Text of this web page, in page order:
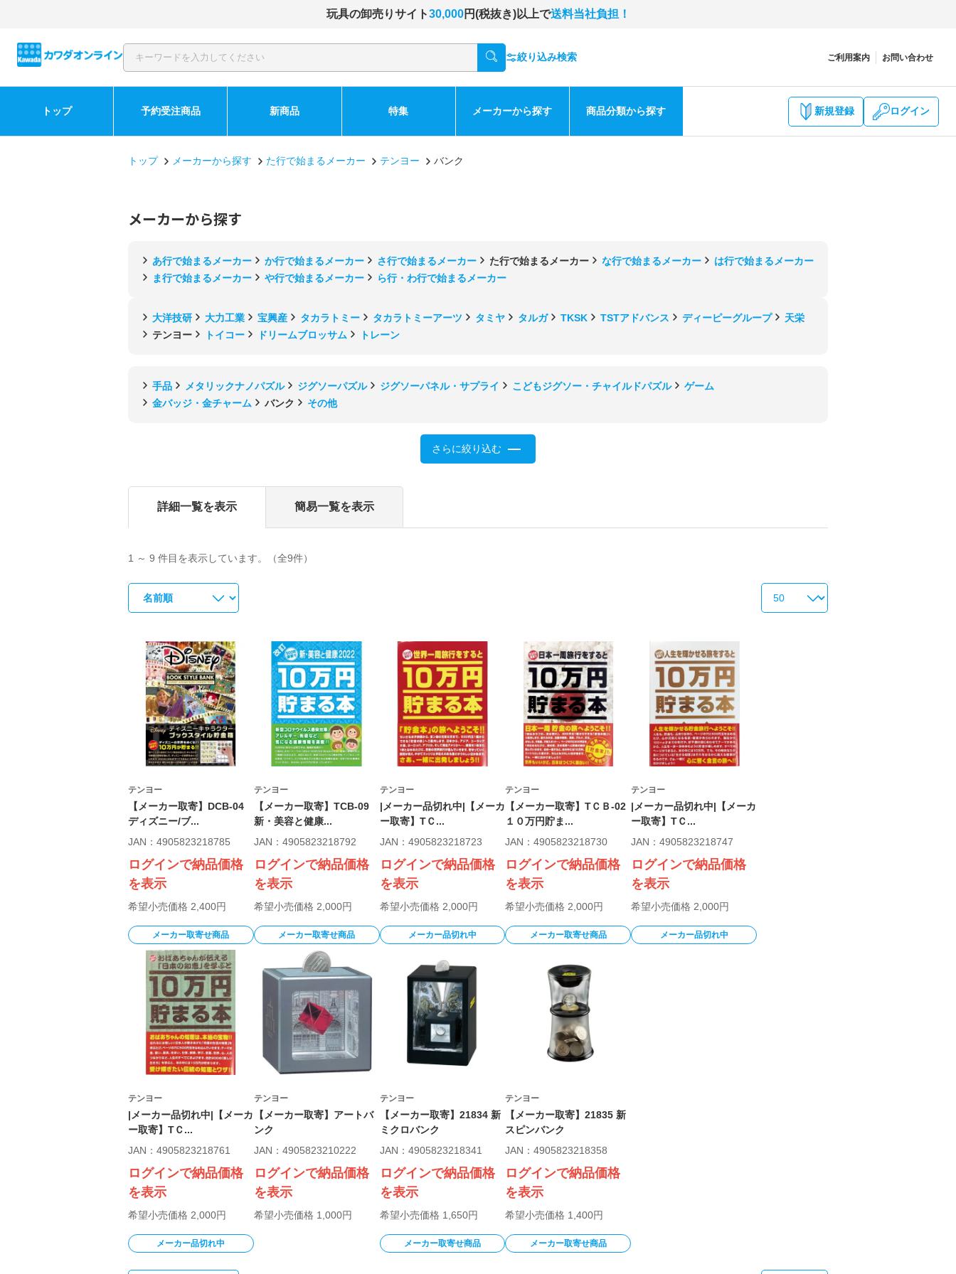
玩具の卸売りサイト30,000円(税抜き)以上で送料当社負担！
絞り込み検索 ご利用案内 お問い合わせ
トップ 予約受注商品 新商品 特集 メーカーから探す 商品分類から探す 新規登録 ログイン
トップ メーカーから探す た行で始まるメーカー テンヨー バンク
メーカーから探す
あ行で始まるメーカー か行で始まるメーカー さ行で始まるメーカー た行で始まるメーカー な行で始まるメーカー
は行で始まるメーカー
ま行で始まるメーカー
や行で始まるメーカー ら行・わ行で始まるメーカー
大洋技研 大力工業 宝興産 タカラトミー タカラトミーアーツ タミヤ タルガ TKSK TSTアドバンス ディーピーグループ
天栄
テンヨー
トイコー ドリームブロッサム トレーン
手品 メタリックナノパズル ジグソーパズル ジグソーパネル・サプライ こどもジグソー・チャイルドパズル
ゲーム
金バッジ・金チャーム
バンク その他
さらに絞り込む
詳細一覧を表示 簡易一覧を表示
1 ～ 9 件目を表示しています。（全9件）
テンヨー
【メーカー取寄】DCB-04
ディズニー/ブ...
JAN：4905823218785
ログインで納品価格
を表示
希望小売価格 2,400円
メーカー取寄せ商品
テンヨー
【メーカー取寄】TCB-09
新・美容と健康...
JAN：4905823218792
ログインで納品価格
を表示
希望小売価格 2,000円
メーカー取寄せ商品
テンヨー
|メーカー品切れ中|【メーカ
ー取寄】TＣ...
JAN：4905823218723
ログインで納品価格
を表示
希望小売価格 2,000円
メーカー品切れ中
テンヨー
【メーカー取寄】TＣＢ-02
１０万円貯ま...
JAN：4905823218730
ログインで納品価格
を表示
希望小売価格 2,000円
メーカー取寄せ商品
テンヨー
|メーカー品切れ中|【メーカ
ー取寄】TＣ...
JAN：4905823218747
ログインで納品価格
を表示
希望小売価格 2,000円
メーカー品切れ中
テンヨー
|メーカー品切れ中|【メーカ
ー取寄】TＣ...
JAN：4905823218761
ログインで納品価格
を表示
希望小売価格 2,000円
メーカー品切れ中
テンヨー
【メーカー取寄】アートバ
ンク
JAN：4905823210222
ログインで納品価格
を表示
希望小売価格 1,000円
テンヨー
【メーカー取寄】21834 新
ミクロバンク
JAN：4905823218341
ログインで納品価格
を表示
希望小売価格 1,650円
メーカー取寄せ商品
テンヨー
【メーカー取寄】21835 新
スピンバンク
JAN：4905823218358
ログインで納品価格
を表示
希望小売価格 1,400円
メーカー取寄せ商品